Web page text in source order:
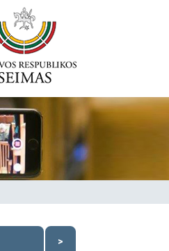
>